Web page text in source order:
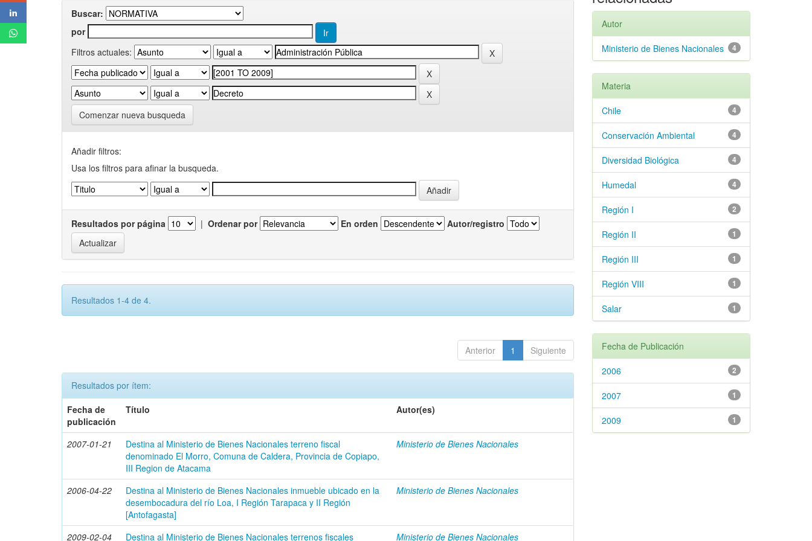
Buscar:
por
Filtros actuales:
Comenzar nueva busqueda
Añadir filtros:
Usa los filtros para afinar la busqueda.
Resultados por página | Ordenar por En orden Autor/registro
Resultados 1-4 de 4.
Anterior 1 Siguiente
Resultados por ítem:
Fecha de
publicación
Título Autor(es)
2007-01-21
Destina al Ministerio de Bienes Nacionales terreno fiscal
denominado El Morro, Comuna de Caldera, Provincia de Copiapo,
III Region de Atacama
Ministerio de Bienes Nacionales
2006-04-22
Destina al Ministerio de Bienes Nacionales inmueble ubicado en la
desembocadura del río Loa, I Región Tarapaca y II Región
[Antofagasta]
Ministerio de Bienes Nacionales
2009-02-04 Destina al Ministerio de Bienes Nacionales terrenos fiscales Ministerio de Bienes Nacionales
Autor
4
Ministerio de Bienes Nacionales
Materia
4
Chile
4
Conservación Ambiental
4
Diversidad Biológica
4
Humedal
2
Región I
1
Región II
1
Región III
1
Región VIII
1
Salar
Fecha de Publicación
2
2006
1
2007
1
2009